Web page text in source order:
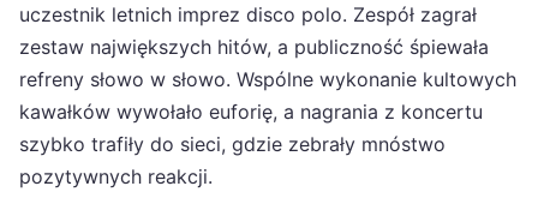
uczestnik letnich imprez disco polo. Zespół zagrał
zestaw największych hitów, a publiczność śpiewała
refreny słowo w słowo. Wspólne wykonanie kultowych
kawałków wywołało euforię, a nagrania z koncertu
szybko trafiły do sieci, gdzie zebrały mnóstwo
pozytywnych reakcji.